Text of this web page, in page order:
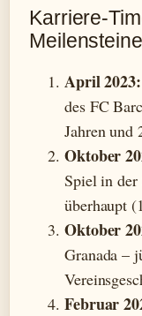
Karriere-
Meilensteine
April 2023:
des FC
Jahren und
Oktober
Spiel in der
überhaupt
Oktober
Granada –
Februar